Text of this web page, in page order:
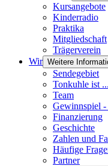
Kursangebote
Kinderradio
Praktika
Mitgliedschaft
Trägerverein
Wir Weitere
Sendegebiet
Tonkuhle ist ...
Team
Gewinnspiel -
Finanzierung
Geschichte
Zahlen und
Häufige
Partner